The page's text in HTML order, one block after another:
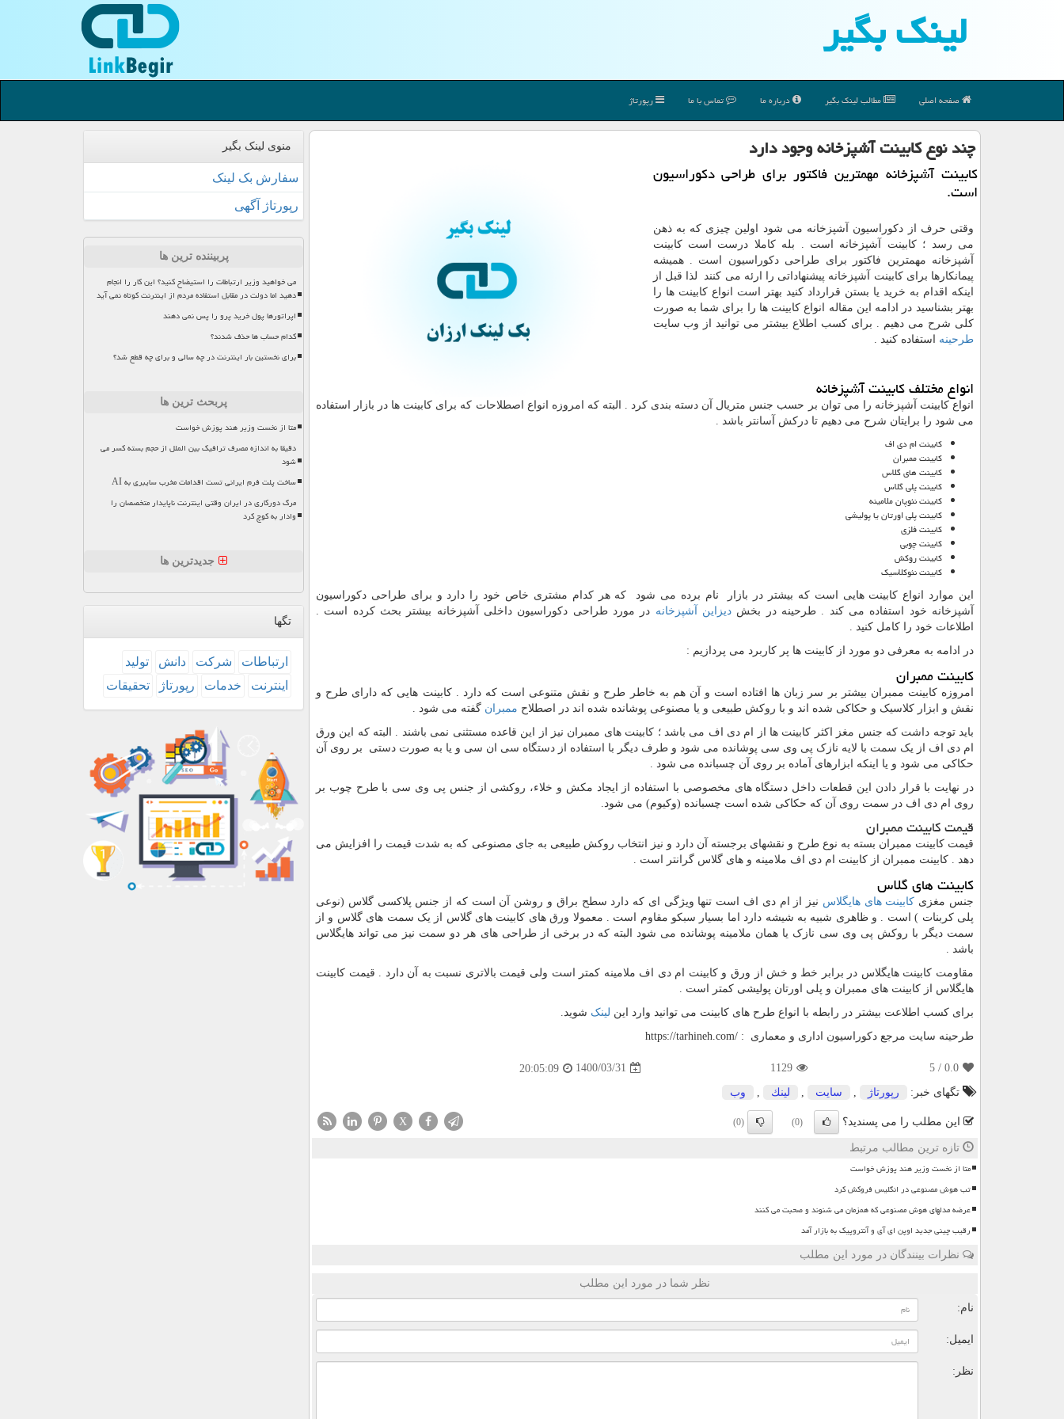
لینك بگیر
صفحه اصلی مطالب لینك بگیر درباره ما تماس با ما رپورتاژ
چند نوع كابینت آشپزخانه وجود دارد
كابینت آشپزخانه مهمترین فاكتور برای طراحی دكوراسیون
است.
وقتی حرف از دکوراسیون آشپزخانه می شود اولین چیزی که به ذهن
می رسد ؛ کابینت آشپزخانه است . بله کاملا درست است کابینت
آشپزخانه مهمترین فاکتور برای طراحی دکوراسیون است . همیشه
پیمانکارها برای کابینت آشپزخانه پیشنهاداتی را ارئه می کنند لذا قبل از
اینکه اقدام به خرید یا بستن قرارداد کنید بهتر است انواع کابینت ها را
بهتر بشناسید در ادامه این مقاله انواع کابینت ها را برای شما به صورت
کلی شرح می دهیم . برای کسب اطلاع بیشتر می توانید از وب سایت
طرحینه استفاده کنید .
انواع مختلف کابینت آشپزخانه
انواع کابینت آشپزخانه را می توان بر حسب جنس متریال آن دسته بندی کرد . البته که امروزه انواع اصطلاحات که برای کابینت ها در بازار استفاده
می شود را برایتان شرح می دهیم تا درکش آسانتر باشد .
کابینت ام دی اف
کابینت ممبران
کابینت های گلاس
کابینت پلی گلاس
کابینت نئوپان ملامینه
کابینت پلی اورتان یا پولیشی
کابینت فلزی
کابینت چوبی
کابینت روکش
کابینت نئوکلاسیک
این موارد انواع کابینت هایی است که بیشتر در بازار نام برده می شود که هر کدام مشتری خاص خود را دارد و برای طراحی دکوراسیون
آشپزخانه خود استفاده می کند . طرحینه در بخش دیزاین آشپزخانه در مورد طراحی دکوراسیون داخلی آشپزخانه بیشتر بحث کرده است .
اطلاعات خود را کامل کنید .
در ادامه به معرفی دو مورد از کابینت ها پر کاربرد می پردازیم :
کابینت ممبران
امروزه کابینت ممبران بیشتر بر سر زبان ها افتاده است و آن هم به خاطر طرح و نقش متنوعی است که دارد . کابینت هایی که دارای طرح و
نقش و ابزار کلاسیک و حکاکی شده اند و با روکش طبیعی و یا مصنوعی پوشانده شده اند در اصطلاح ممبران گفته می شود .
باید توجه داشت که جنس مغز اکثر کابینت ها از ام دی اف می باشد ؛ کابینت های ممبران نیز از این قاعده مستثنی نمی باشند . البته که این ورق
ام دی اف از یک سمت با لایه نازک پی وی سی پوشانده می شود و طرف دیگر با استفاده از دستگاه سی ان سی و یا به صورت دستی بر روی آن
حکاکی می شود و یا اینکه ابزارهای آماده بر روی آن چسبانده می شود .
در نهایت با قرار دادن این قطعات داخل دستگاه های مخصوصی با استفاده از ایجاد مکش و خلاء، روکشی از جنس پی وی سی با طرح چوب بر
روی ام دی اف در سمت روی آن که حکاکی شده است چسبانده (وکیوم) می شود.
قیمت کابینت ممبران
قیمت کابینت ممبران بسته به نوع طرح و نقشهای برجسته آن دارد و نیز انتخاب روکش طبیعی به جای مصنوعی که به شدت قیمت را افزایش می
دهد . کابینت ممبران از کابینت ام دی اف ملامینه و های گلاس گرانتر است .
کابینت های گلاس
جنس مغزی کابینت های هایگلاس نیز از ام دی اف است تنها ویژگی ای که دارد سطح براق و روشن آن است که از جنس پلاکسی گلاس (نوعی
پلی کربنات ) است . و ظاهری شبیه به شیشه دارد اما بسیار سبکو مقاوم است . معمولا ورق های کابینت های گلاس از یک سمت های گلاس و از
سمت دیگر با روکش پی وی سی نازک یا همان ملامینه پوشانده می شود البته که در برخی از طراحی های هر دو سمت نیز می تواند هایگلاس
باشد .
مقاومت کابینت هایگلاس در برابر خط و خش از ورق و کابینت ام دی اف ملامینه کمتر است ولی قیمت بالاتری نسبت به آن دارد . قیمت کابینت
هایگلاس از کابینت های ممبران و پلی اورتان پولیشی کمتر است .
برای کسب اطلاعت بیشتر در رابطه با انواع طرح های کابینت می توانید وارد این لینک شوید.
طرحینه سایت مرجع دکوراسیون اداری و معماری : https://tarhineh.com/
0.0
/ 5
1129
1400/03/31
20:05:09
تگهای خبر:
رپورتاژ سایت لینك وب
این مطلب را می پسندید؟ (0)
(0)
X
تازه ترین مطالب مرتبط
متا از نخست وزیر هند پوزش خواست
تب هوش مصنوعی در انگلیس فروکش کرد
عرضه مدلهای هوش مصنوعی که همزمان می شنوند و صحبت می کنند
رقیب چینی جدید اوپن ای آی و آنتروپیک به بازار آمد
نظرات بینندگان در مورد این مطلب
نظر شما در مورد این مطلب
نام:
ایمیل:
نظر:
منوی لینک بگیر
سفارش بک لینک
رپورتاژ آگهی
پربیننده ترین ها
می خواهید وزیر ارتباطات را استیضاح کنید؟ این کار را انجام
دهید اما دولت در مقابل استفاده مردم از اینترنت کوتاه نمی آید
اپراتورها پول خرید پرو را پس نمی دهند
کدام حساب ها حذف شدند؟
برای نخستین بار اینترنت در چه سالی و برای چه قطع شد؟
پربحث ترین ها
متا از نخست وزیر هند پوزش خواست
دقیقا به اندازه مصرف ترافیک بین الملل از حجم بسته کسر می
شود
ساخت پلت فرم ایرانی تست اقدامات مخرب سایبری به AI
مرگ دورکاری در ایران وقتی اینترنت ناپایدار متخصصان را
وادار به کوچ کرد
جدیدترین ها
تگها
ارتباطات شركت دانش
تولید
اینترنت
خدمات رپورتاژ تحقیقات